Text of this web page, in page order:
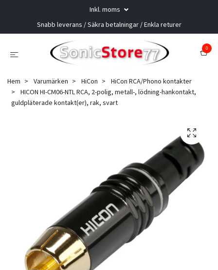
Inkl. moms
Snabb leverans / Säkra betalningar / Enkla returer
0
Hem Varumärken HiCon
HiCon RCA/Phono kontakter
HICON HI-CM06-NTL RCA, 2-polig, metall-, lödning-hankontakt,
guldpläterade kontakt(er), rak, svart